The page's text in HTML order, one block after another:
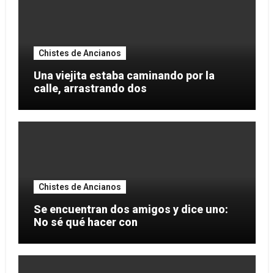
Chistes de Ancianos
Una viejita estaba caminando por la
calle, arrastrando dos
Chistes de Ancianos
Se encuentran dos amigos y dice uno:
No sé qué hacer con